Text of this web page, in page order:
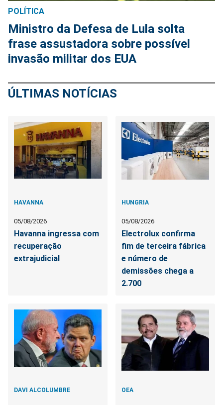
POLÍTICA
Ministro da Defesa de Lula solta
frase assustadora sobre possível
invasão militar dos EUA
ÚLTIMAS NOTÍCIAS
HAVANNA
05/08/2026
Havanna ingressa com
recuperação
extrajudicial
HUNGRIA
05/08/2026
Electrolux confirma
fim de terceira fábrica
e número de
demissões chega a
2.700
DAVI ALCOLUMBRE OEA